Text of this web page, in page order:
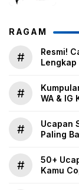
RAGAM
#
Resmi!
#
WA & IG
#
Ucapan
Paling
#
50+
Kamu